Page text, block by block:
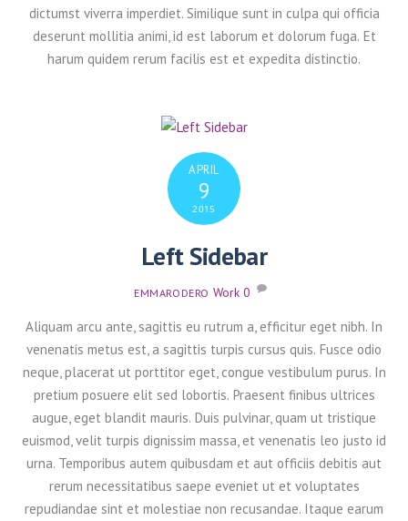
dictumst viverra imperdiet. Similique sunt in culpa qui officia
deserunt mollitia animi, id est laborum et dolorum fuga. Et
harum quidem rerum facilis est et expedita distinctio.
APRIL
9
2015
Left Sidebar
EMMARODERO Work 0
Aliquam arcu ante, sagittis eu rutrum a, efficitur eget nibh. In
venenatis metus est, a sagittis turpis cursus quis. Fusce odio
neque, placerat ut porttitor eget, congue vestibulum purus. In
pretium posuere elit sed lobortis. Praesent finibus ultrices
augue, eget blandit mauris. Duis pulvinar, quam ut tristique
euismod, velit turpis dignissim massa, et venenatis leo justo id
urna. Temporibus autem quibusdam et aut officiis debitis aut
rerum necessitatibus saepe eveniet ut et voluptates
repudiandae sint et molestiae non recusandae. Itaque earum